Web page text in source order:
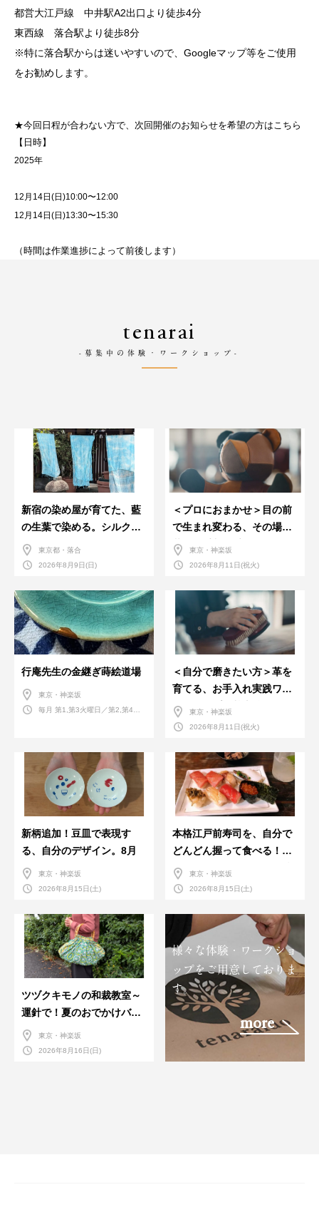
都営大江戸線 中井駅A2出口より徒歩4分
東西線 落合駅より徒歩8分
※特に落合駅からは迷いやすいので、Googleマップ等をご使用
をお勧めします。
★今回日程が合わない方で、次回開催のお知らせを希望の方はこちら
【日時】
2025年
12月14日(日)10:00〜12:00
12月14日(日)13:30〜15:30
（時間は作業進捗によって前後します）
tenarai
-募集中の体験・ワークショップ-
新宿の染め屋が育てた、藍
の生葉で染める。シルクの
ストール
東京都・落合
2026年8月9日(日)
＜プロにおまかせ＞目の前
で生まれ変わる、その場で
革のお手入れ受付会。
東京・神楽坂
2026年8月11日(祝火)
行庵先生の金継ぎ蒔絵道場
東京・神楽坂
毎月 第1,第3火曜日／第2,第4火
＜自分で磨きたい方＞革を
育てる、お手入れ実践ワー
クショップ。基本編！
東京・神楽坂
2026年8月11日(祝火)
新柄追加！豆皿で表現す
る、自分のデザイン。8月
東京・神楽坂
2026年8月15日(土)
本格江戸前寿司を、自分で
どんどん握って食べる！職
人さんに教わる＜握りの練
習会＞８月
東京・神楽坂
2026年8月15日(土)
ツヅクキモノの和裁教室～
運針で！夏のおでかけバン
ダナバッグづくり～
東京・神楽坂
2026年8月16日(日)
様々な体験・ワークショ
ップをご用意しておりま
す。
more